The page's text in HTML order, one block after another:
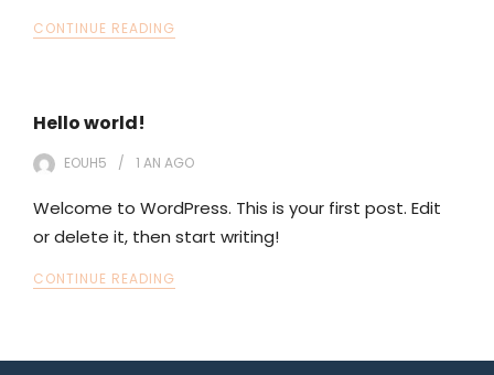
CONTINUE READING
Hello world!
EOUH5 1 AN AGO
Welcome to WordPress. This is your first post. Edit
or delete it, then start writing!
CONTINUE READING